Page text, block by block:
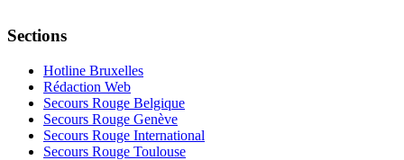
Sections
Hotline Bruxelles
Rédaction Web
Secours Rouge Belgique
Secours Rouge Genève
Secours Rouge International
Secours Rouge Toulouse